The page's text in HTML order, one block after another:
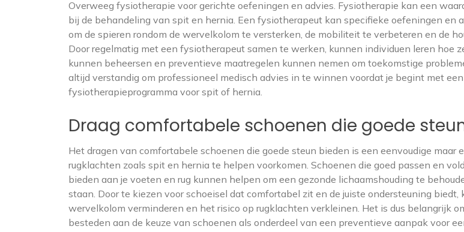
Overweeg fysiotherapie voor gerichte oefeningen en advies. Fysiotherapie kan een
bij de behandeling van spit en hernia. Een fysiotherapeut kan specifieke oefeningen en
om de spieren rondom de wervelkolom te versterken, de mobiliteit te verbeteren en de
Door regelmatig met een fysiotherapeut samen te werken, kunnen individuen leren hoe
kunnen beheersen en preventieve maatregelen kunnen nemen om toekomstige
altijd verstandig om professioneel medisch advies in te winnen voordat je begint met een
fysiotherapieprogramma voor spit of hernia.
Draag comfortabele schoenen die goede
Het dragen van comfortabele schoenen die goede steun bieden is een eenvoudige maar
rugklachten zoals spit en hernia te helpen voorkomen. Schoenen die goed passen en
bieden aan je voeten en rug kunnen helpen om een gezonde lichaamshouding te
staan. Door te kiezen voor schoeisel dat comfortabel zit en de juiste ondersteuning biedt,
wervelkolom verminderen en het risico op rugklachten verkleinen. Het is dus belangrijk
besteden aan de keuze van schoenen als onderdeel van een preventieve aanpak voor